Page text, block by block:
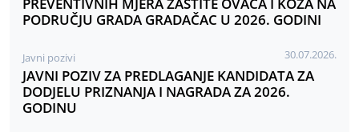
PREVENTIVNIH MJERA ZAŠTITE OVACA I KOZA NA
PODRUČJU GRADA GRADAČAC U 2026. GODINI
Javni pozivi 30.07.2026.
JAVNI POZIV ZA PREDLAGANJE KANDIDATA ZA
DODJELU PRIZNANJA I NAGRADA ZA 2026.
GODINU